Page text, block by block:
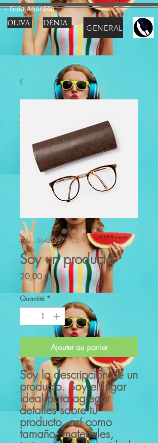
- Guía Anacasa
OLIVA DÉNIA GENERAL
SKU : 364215375135191
Soy un producto
20,00 €Prix
Quantité *
Ajouter au panier
Soy la descripción de un
producto. Soy el lugar
ideal para agregar
detalles sobre tu
producto, así como
tamaño, materiales,